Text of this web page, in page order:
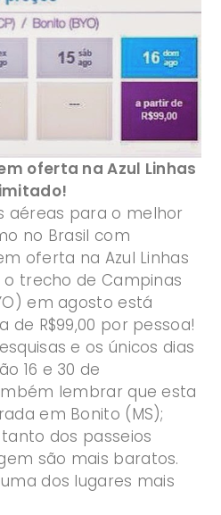
oferta na Azul Linhas
aéreas para o melhor
no Brasil com
oferta na Azul Linhas
trecho de Campinas
em agosto está
R$99,00 por pessoa!
e os únicos dias
16 e 30 de
lembrar que esta
em Bonito (MS);
dos passeios
são mais baratos.
dos lugares mais